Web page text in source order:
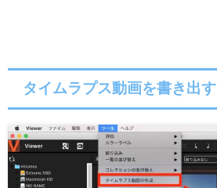
タイムラプス動画を書き出す